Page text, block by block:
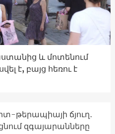
և մոտենում
է, բայց հեռու է
թերապիայի ճյուղ․
զգայարանները